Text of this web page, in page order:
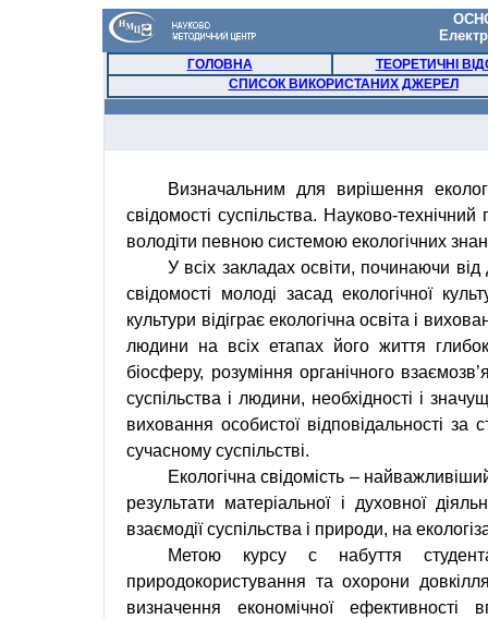
ГОЛОВНА
ТЕОРЕТИЧНІ
СПИСОК ВИКОРИСТАНИХ ДЖЕРЕЛ
Визначальним для вирішення
свідомості суспільства. Науково-
володіти певною системою екологічних
У всіх закладах освіти, починаючи
свідомості молоді засад екологічної
культури відіграє екологічна освіта i
людини на всіх етапах його життя
біосферу, розуміння органічного
суспільства i людини, необхідності i
виховання особистої відповідальності
сучасному суспільстві.
Екологічна свідомість –
результати матеріальної i духовної
взаємодії суспільства i природи, на
Метою курсу с набуття
природокористування та охорони
визначення економічної ефективності